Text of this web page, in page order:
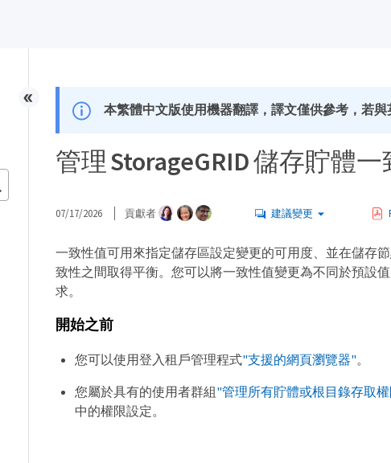
本繁體中文版使用機器翻譯，譯文僅供參考，若與
管理 StorageGRID 儲存貯體
07/17/2026 貢獻者 建議變更
一致性值可用來指定儲存區設定變更的可用度、並在儲存
致性之間取得平衡。您可以將一致性值變更為不同於預設
求。
開始之前
您可以使用登入租戶管理程式"支援的網頁瀏覽器"。
您屬於具有的使用者群組"管理所有貯體或根目錄存取
中的權限設定。